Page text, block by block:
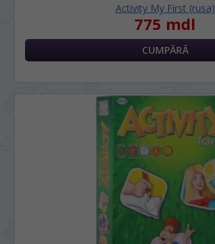
Activity My First (rusa)
775 mdl